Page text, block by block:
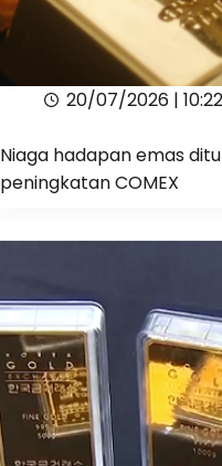
20/07/2026 |
Niaga hadapan emas
peningkatan COMEX